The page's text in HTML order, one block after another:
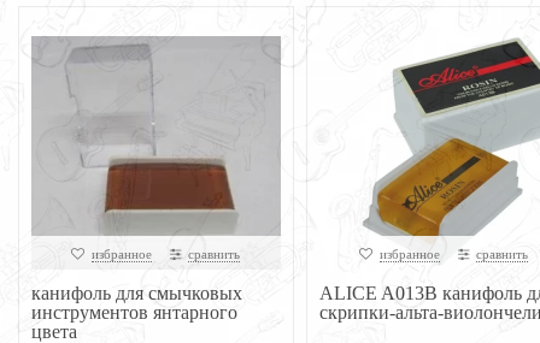
избранное сравнить
канифоль для смычковых
инструментов янтарного
цвета
избранное сравнить
ALICE A013B канифоль
скрипки-альта-